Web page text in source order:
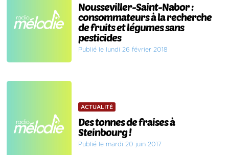
Nousseviller-Saint-Nabor :
consommateurs à la recherche
de fruits et légumes sans
pesticides
Publié le lundi 26 février 2018
ACTUALITÉ
Des tonnes de fraises à
Steinbourg !
Publié le mardi 20 juin 2017